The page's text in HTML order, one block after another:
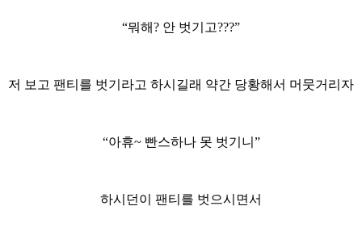
“뭐해? 안 벗기고???”
저 보고 팬티를 벗기라고 하시길래 약간 당황해서 머뭇거리자
“아휴~ 빤스하나 못 벗기니”
하시던이 팬티를 벗으시면서